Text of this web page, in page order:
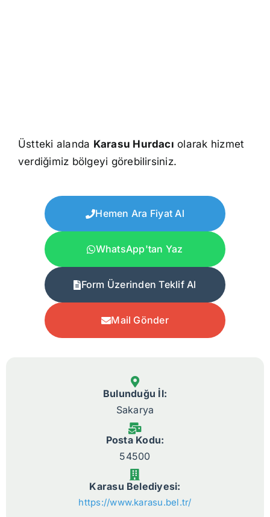
Üstteki alanda Karasu Hurdacı olarak hizmet
verdiğimiz bölgeyi görebilirsiniz.
Hemen Ara Fiyat Al
WhatsApp'tan Yaz
Form Üzerinden Teklif Al
Mail Gönder
Bulunduğu İl:
Sakarya
Posta Kodu:
54500
Karasu Belediyesi:
https://www.karasu.bel.tr/